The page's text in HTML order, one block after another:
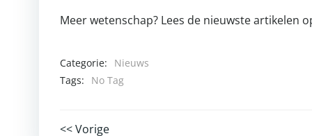
Meer wetenschap? Lees de nieuwste artikelen
Categorie:
Nieuws
Tags:
No Tag
<< Vorige